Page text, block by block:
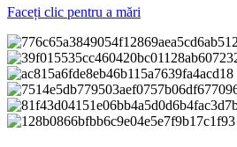
Faceți clic pentru a mări